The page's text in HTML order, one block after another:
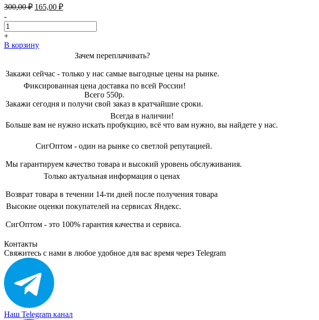
300,00₽ Первоначальная
составляла
300,00 ₽.
165,00 ₽Текущая
165,00 ₽.
-
+
В корзину
Зачем переплачивать?
Закажи сейчас - только у нас самые выгодные цены на рынке.
Фиксированная цена доставка по всей России!
Всего 550р.
Закажи сегодня и получи свой заказ в кратчайшие сроки.
Всегда в наличии!
Больше вам не нужно искать пробукцию, всё что вам нужно, вы найдете у нас.
СигОптом - один на рынке со светлой репутацией.
Мы гарантируем качество товара и высокий уровень обслуживания.
Только актуальная информация о ценах
Возврат товара в течении 14-ти дней после получения товара
Высокие оценки покупателей на сервисах Яндекс.
СигОптом - это 100% гарантия качества и сервиса.
Контакты
Свяжитесь с нами в любое удобное для вас время через Telegram
Наш Telegram канал